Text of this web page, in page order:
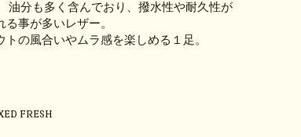
油分も多く含んでおり、撥水性や耐久性が
事が多いレザー。
の風合いやムラ感を楽しめる１足。
FRESH